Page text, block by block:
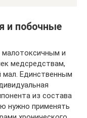
и побочные
малотоксичным и
медсредствам,
мал. Единственным
из состава
нужно применять